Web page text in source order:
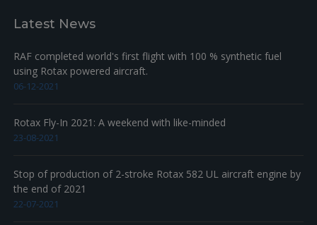
Latest News
RAF completed world's first flight with 100 % synthetic fuel
using Rotax powered aircraft.
06-12-2021
Rotax Fly-In 2021: A weekend with like-minded
23-08-2021
Stop of production of 2-stroke Rotax 582 UL aircraft engine by
the end of 2021
22-07-2021